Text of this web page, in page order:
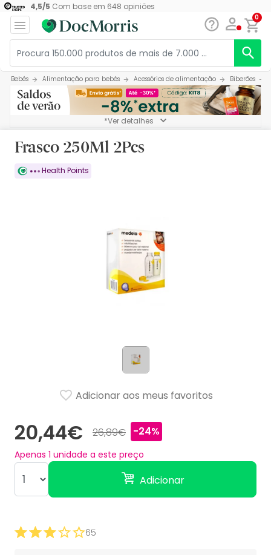
4,5/5 Com base em 648 opiniões
0
Bebés Alimentação para bebés Acessórios de alimentação Biberões
*Ver detalhes
Frasco 250Ml 2Pcs
Health Points
20,44€ 26,89€ -24%
Apenas 1 unidade a este preço
Adicionar
Adicionar aos meus favoritos
65